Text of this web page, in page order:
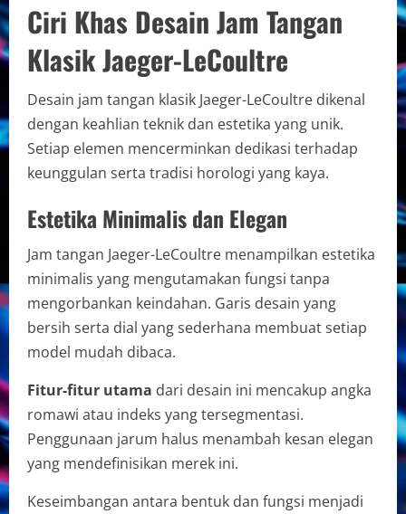
Ciri Khas Desain Jam Tangan
Klasik Jaeger-LeCoultre
Desain jam tangan klasik Jaeger-LeCoultre dikenal
dengan keahlian teknik dan estetika yang unik.
Setiap elemen mencerminkan dedikasi terhadap
keunggulan serta tradisi horologi yang kaya.
Estetika Minimalis dan Elegan
Jam tangan Jaeger-LeCoultre menampilkan estetika
minimalis yang mengutamakan fungsi tanpa
mengorbankan keindahan. Garis desain yang
bersih serta dial yang sederhana membuat setiap
model mudah dibaca.
Fitur-fitur utama dari desain ini mencakup angka
romawi atau indeks yang tersegmentasi.
Penggunaan jarum halus menambah kesan elegan
yang mendefinisikan merek ini.
Keseimbangan antara bentuk dan fungsi menjadi